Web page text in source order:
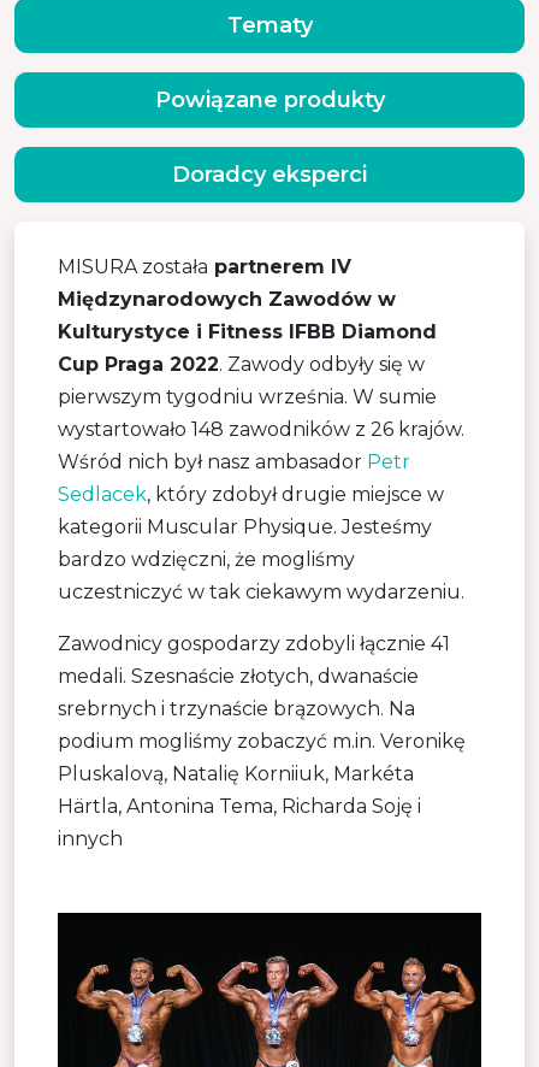
MISURA została partnerem IV
Międzynarodowych Zawodów w
Kulturystyce i Fitness IFBB Diamond
Cup Praga 2022. Zawody odbyły się w
pierwszym tygodniu września. W sumie
wystartowało 148 zawodników z 26 krajów.
Wśród nich był nasz ambasador Petr
Sedlacek, który zdobył drugie miejsce w
kategorii Muscular Physique. Jesteśmy
bardzo wdzięczni, że mogliśmy
uczestniczyć w tak ciekawym wydarzeniu.
Zawodnicy gospodarzy zdobyli łącznie 41
medali. Szesnaście złotych, dwanaście
srebrnych i trzynaście brązowych. Na
podium mogliśmy zobaczyć m.in. Veronikę
Pluskalovą, Natalię Korniiuk, Markéta
Härtla, Antonina Tema, Richarda Soję i
innych
Tematy
Powiązane produkty
Doradcy eksperci